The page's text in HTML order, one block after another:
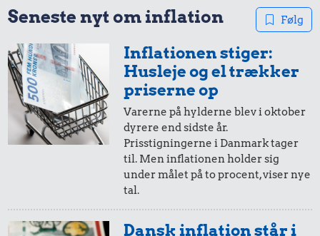
i 2018 i 2024
50,-
i 2018
= 58,-
20,-
i 2018
= 23,-
i 2024
12,-
Seneste nyt om inflation Følg
Inflationen stiger:
Husleje og el trækker
priserne op
Varerne på hylderne blev i oktober
dyrere end sidste år.
Prisstigningerne i Danmark tager
til. Men inflationen holder sig
under målet på to procent, viser nye
tal.
Dansk inflation står i